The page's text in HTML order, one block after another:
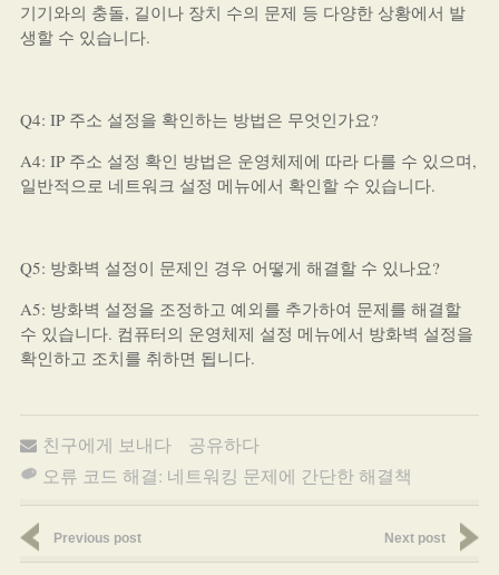
기기와의 충돌, 길이나 장치 수의 문제 등 다양한 상황에서 발
생할 수 있습니다.
Q4: IP 주소 설정을 확인하는 방법은 무엇인가요?
A4: IP 주소 설정 확인 방법은 운영체제에 따라 다를 수 있으며,
일반적으로 네트워크 설정 메뉴에서 확인할 수 있습니다.
Q5: 방화벽 설정이 문제인 경우 어떻게 해결할 수 있나요?
A5: 방화벽 설정을 조정하고 예외를 추가하여 문제를 해결할
수 있습니다. 컴퓨터의 운영체제 설정 메뉴에서 방화벽 설정을
확인하고 조치를 취하면 됩니다.
친구에게 보내다
공유하다
오류 코드 해결: 네트워킹 문제에 간단한 해결책
Previous post Next post